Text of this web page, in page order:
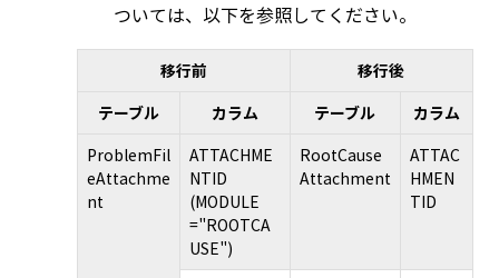
ついては、以下を参照してください。
移行前
移行後
テーブル
カラム テーブル
カラム
ProblemFil
eAttachme
nt
ATTACHME
NTID
(MODULE
="ROOTCA
USE")
RootCause
Attachment
ATTAC
HMEN
TID